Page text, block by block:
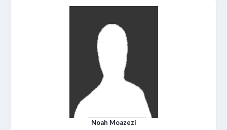
Noah Moazezi